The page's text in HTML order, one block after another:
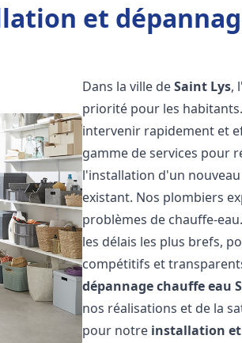
et
Dans la ville deSaint Lys, l'
priorité pour les
intervenir rapidement et
gamme de services pour
l'installation d'un
existant. Nos plombiers
problèmes de chauffe-
les délais les plus brefs,
compétitifs et
dépannage chauffe eau
nos réalisations et de la
pour notre installation et